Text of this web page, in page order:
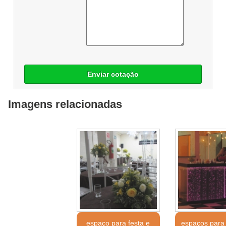
Enviar cotação
Imagens relacionadas
espaço para festa e
espaços